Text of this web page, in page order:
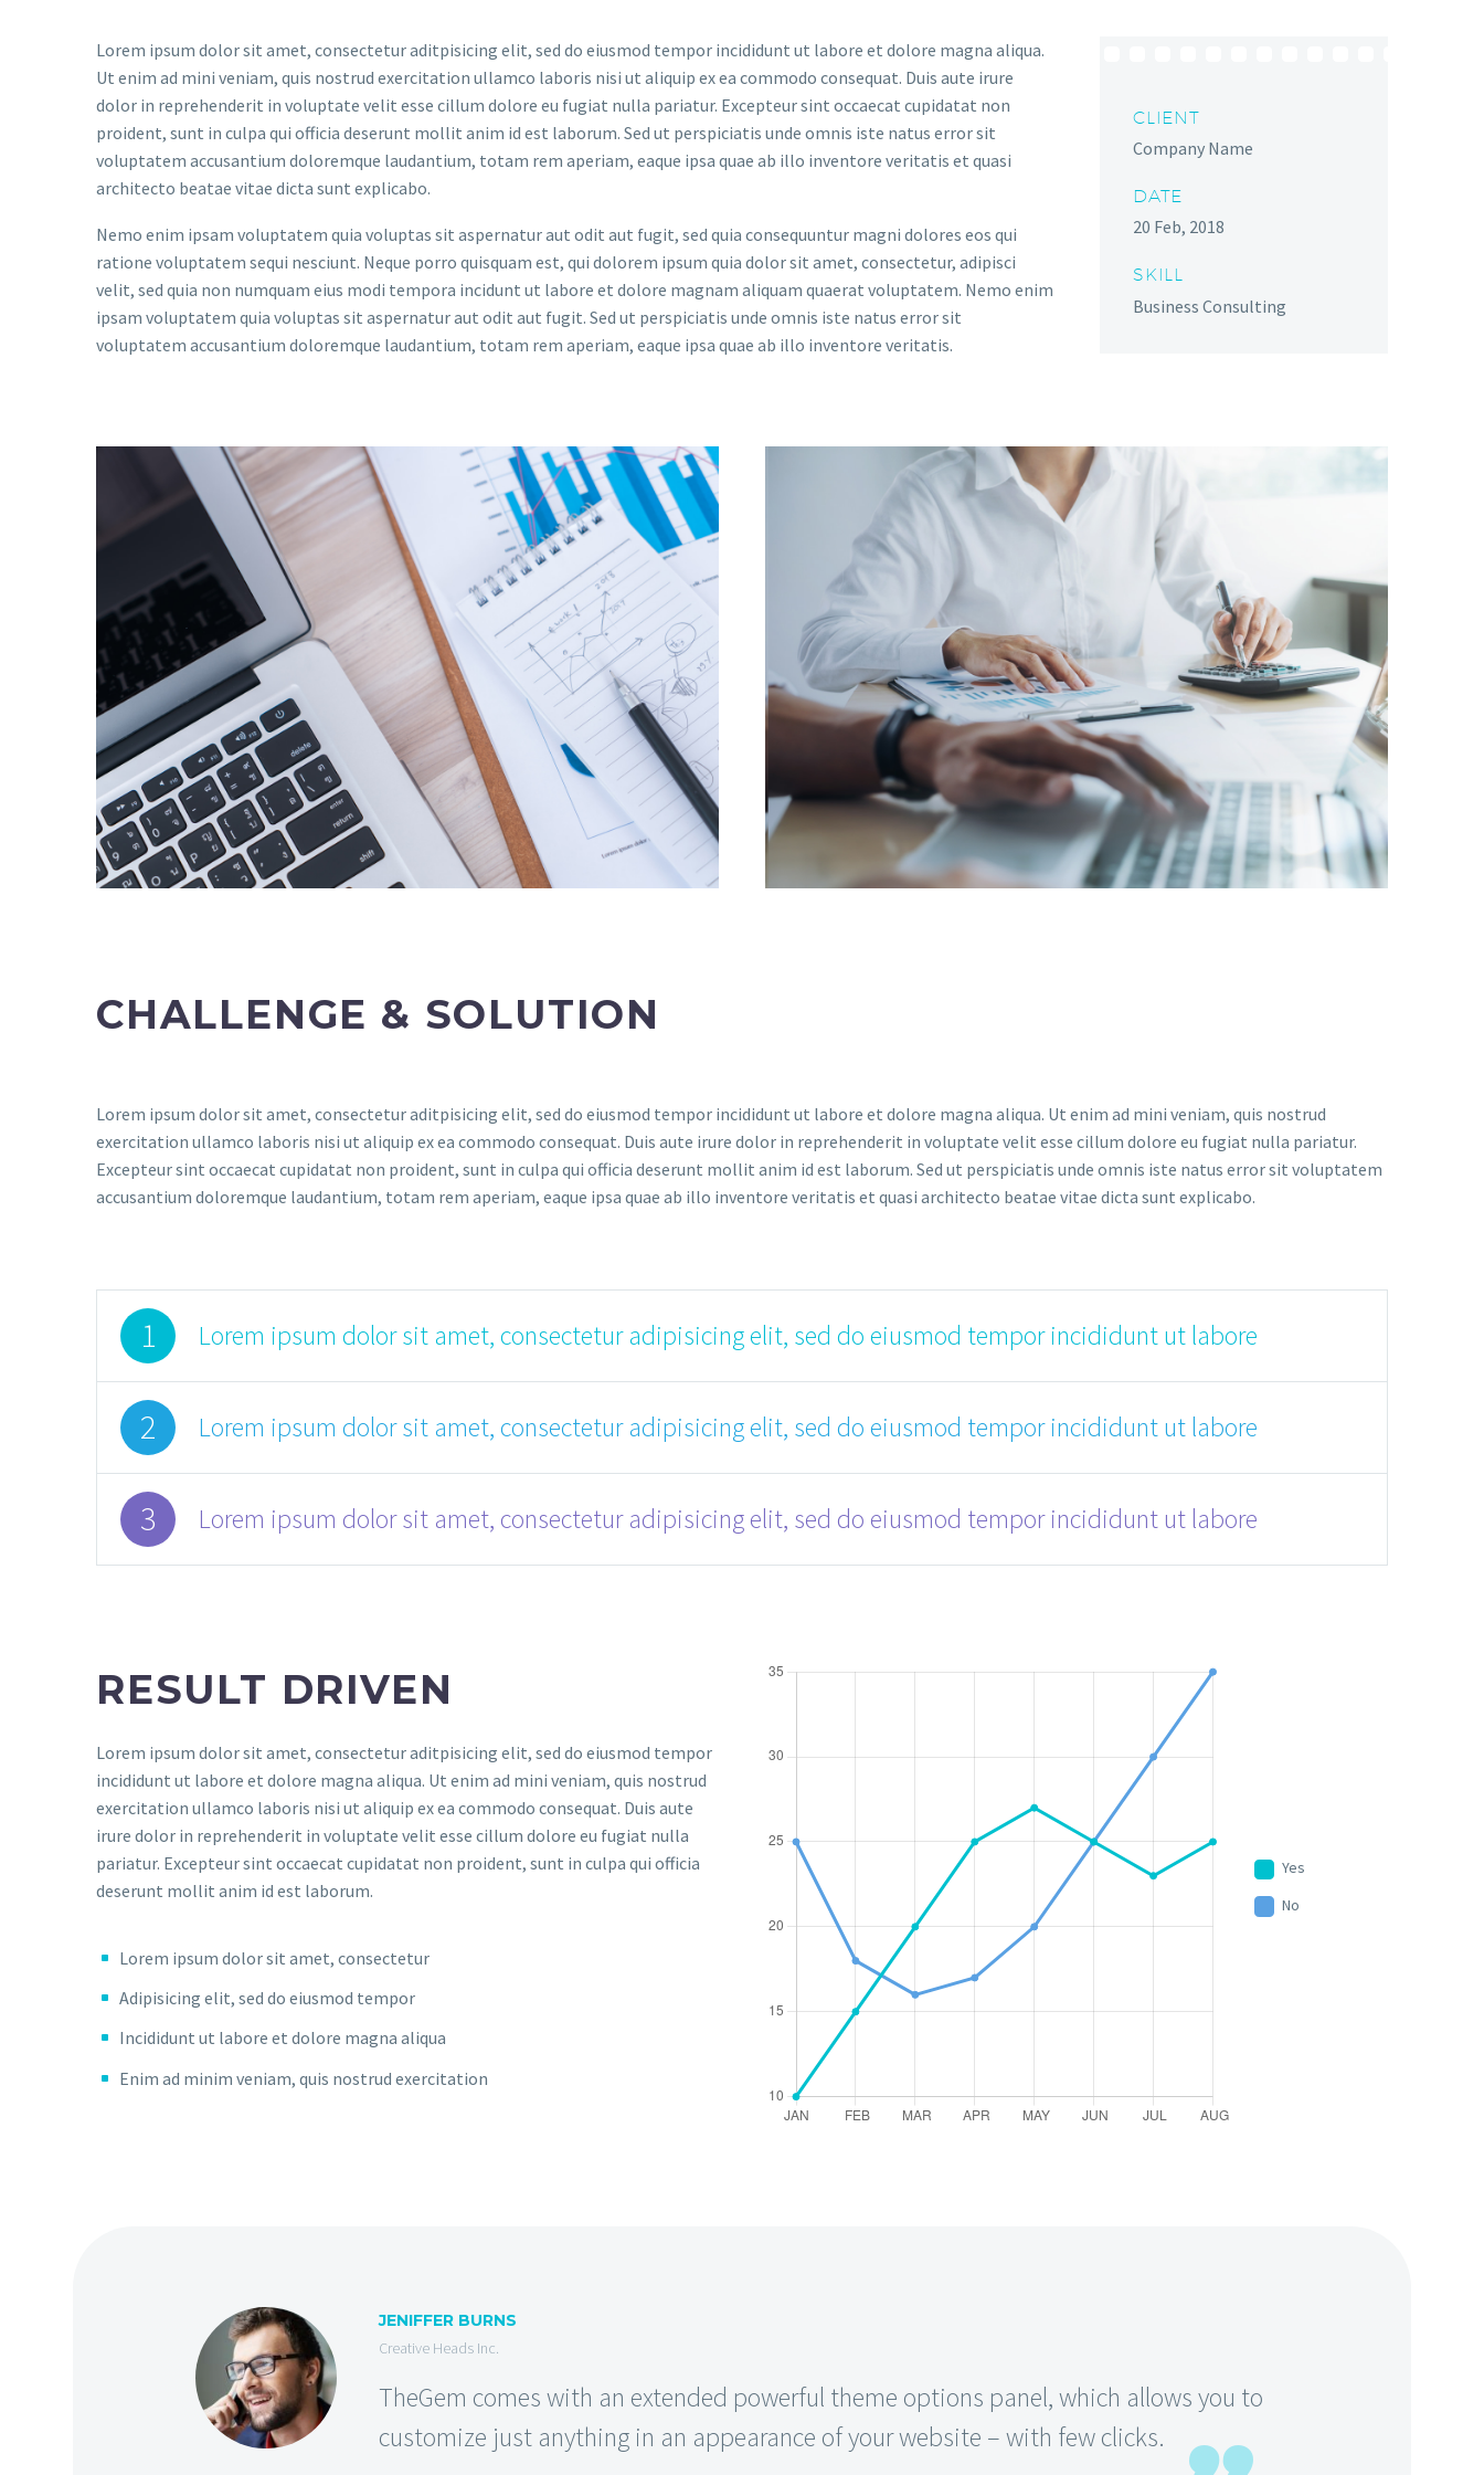
Lorem ipsum dolor sit amet, consectetur aditpisicing elit, sed do eiusmod tempor incididunt ut labore et dolore magna aliqua.
Ut enim ad mini veniam, quis nostrud exercitation ullamco laboris nisi ut aliquip ex ea commodo consequat. Duis aute irure
dolor in reprehenderit in voluptate velit esse cillum dolore eu fugiat nulla pariatur. Excepteur sint occaecat cupidatat non
proident, sunt in culpa qui officia deserunt mollit anim id est laborum. Sed ut perspiciatis unde omnis iste natus error sit
voluptatem accusantium doloremque laudantium, totam rem aperiam, eaque ipsa quae ab illo inventore veritatis et quasi
architecto beatae vitae dicta sunt explicabo.
Nemo enim ipsam voluptatem quia voluptas sit aspernatur aut odit aut fugit, sed quia consequuntur magni dolores eos qui
ratione voluptatem sequi nesciunt. Neque porro quisquam est, qui dolorem ipsum quia dolor sit amet, consectetur, adipisci
velit, sed quia non numquam eius modi tempora incidunt ut labore et dolore magnam aliquam quaerat voluptatem. Nemo enim
ipsam voluptatem quia voluptas sit aspernatur aut odit aut fugit. Sed ut perspiciatis unde omnis iste natus error sit
voluptatem accusantium doloremque laudantium, totam rem aperiam, eaque ipsa quae ab illo inventore veritatis.
CLIENT
Company Name
DATE
20 Feb, 2018
SKILL
Business Consulting
CHALLENGE & SOLUTION
Lorem ipsum dolor sit amet, consectetur aditpisicing elit, sed do eiusmod tempor incididunt ut labore et dolore magna aliqua. Ut enim ad mini veniam, quis nostrud
exercitation ullamco laboris nisi ut aliquip ex ea commodo consequat. Duis aute irure dolor in reprehenderit in voluptate velit esse cillum dolore eu fugiat nulla pariatur.
Excepteur sint occaecat cupidatat non proident, sunt in culpa qui officia deserunt mollit anim id est laborum. Sed ut perspiciatis unde omnis iste natus error sit voluptatem
accusantium doloremque laudantium, totam rem aperiam, eaque ipsa quae ab illo inventore veritatis et quasi architecto beatae vitae dicta sunt explicabo.
1 Lorem ipsum dolor sit amet, consectetur adipisicing elit, sed do eiusmod tempor incididunt ut labore
2 Lorem ipsum dolor sit amet, consectetur adipisicing elit, sed do eiusmod tempor incididunt ut labore
3 Lorem ipsum dolor sit amet, consectetur adipisicing elit, sed do eiusmod tempor incididunt ut labore
RESULT DRIVEN
Lorem ipsum dolor sit amet, consectetur aditpisicing elit, sed do eiusmod tempor
incididunt ut labore et dolore magna aliqua. Ut enim ad mini veniam, quis nostrud
exercitation ullamco laboris nisi ut aliquip ex ea commodo consequat. Duis aute
irure dolor in reprehenderit in voluptate velit esse cillum dolore eu fugiat nulla
pariatur. Excepteur sint occaecat cupidatat non proident, sunt in culpa qui officia
deserunt mollit anim id est laborum.
Lorem ipsum dolor sit amet, consectetur
Adipisicing elit, sed do eiusmod tempor
Incididunt ut labore et dolore magna aliqua
Enim ad minim veniam, quis nostrud exercitation
Yes
No
JENIFFER BURNS
Creative Heads Inc.
TheGem comes with an extended powerful theme options panel, which allows you to
customize just anything in an appearance of your website – with few clicks.